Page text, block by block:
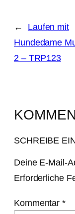
←
Laufen mit
Hundedame
2 – TRP123
SCHREIBE
Deine E-Mail-
Erforderliche
Kommentar*